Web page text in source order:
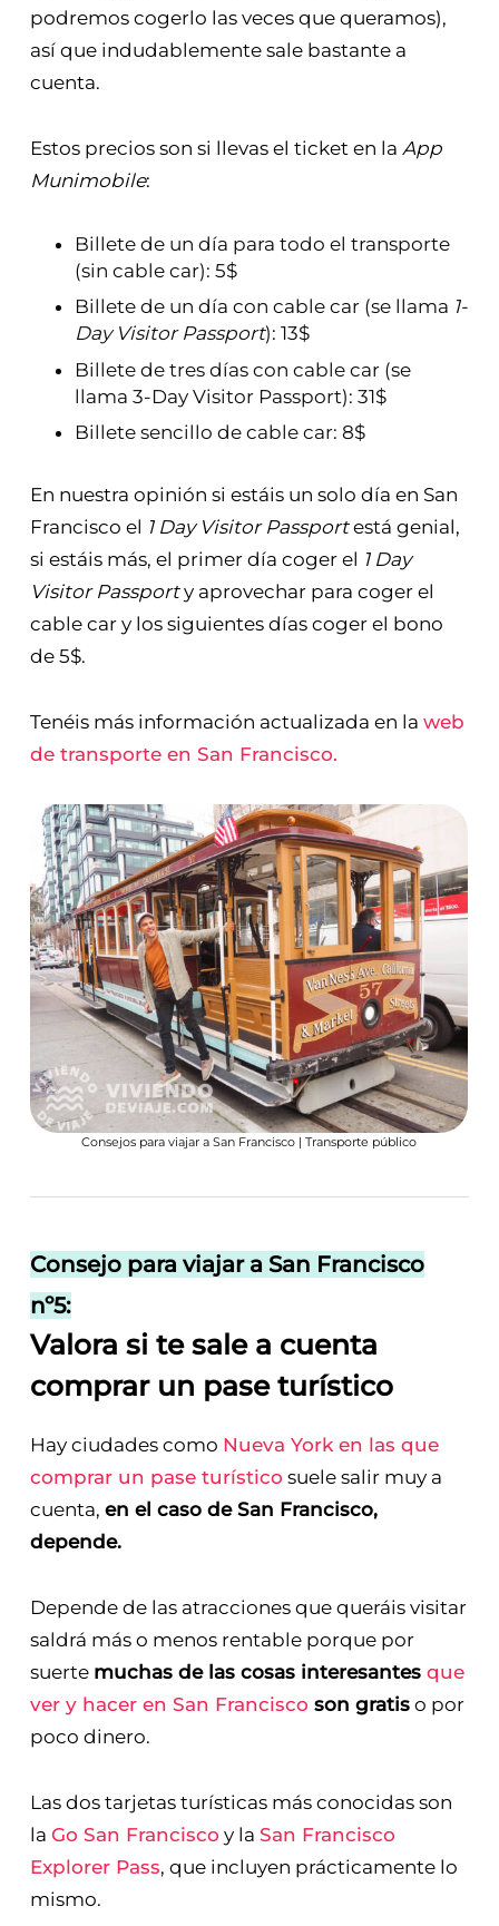
podremos cogerlo las veces que queramos),
así que indudablemente sale bastante a
cuenta.
Estos precios son si llevas el ticket en la App
Munimobile:
Billete de un día para todo el transporte
(sin cable car): 5$
Billete de un día con cable car (se llama 1-
Day Visitor Passport): 13$
Billete de tres días con cable car (se
llama 3-Day Visitor Passport): 31$
Billete sencillo de cable car: 8$
En nuestra opinión si estáis un solo día en San
Francisco el 1 Day Visitor Passportestá genial,
si estáis más, el primer día coger el 1 Day
Visitor Passporty aprovechar para coger el
cable car y los siguientes días coger el bono
de 5$.
Tenéis más información actualizada en la web
de transporte en San Francisco.
Consejos para viajar a San Francisco | Transporte público
Consejo para viajar a San Francisco
nº5:
Valora si te sale a cuenta
comprar un pase turístico
Hay ciudades como Nueva York en las que
comprar un pase turístico suele salir muy a
cuenta, en el caso de San Francisco,
depende.
Depende de las atracciones que queráis visitar
saldrá más o menos rentable porque por
suerte muchas de las cosas interesantes que
ver y hacer en San Francisco son gratiso por
poco dinero.
Las dos tarjetas turísticas más conocidas son
la Go San Francisco y la San Francisco
Explorer Pass, que incluyen prácticamente lo
mismo.